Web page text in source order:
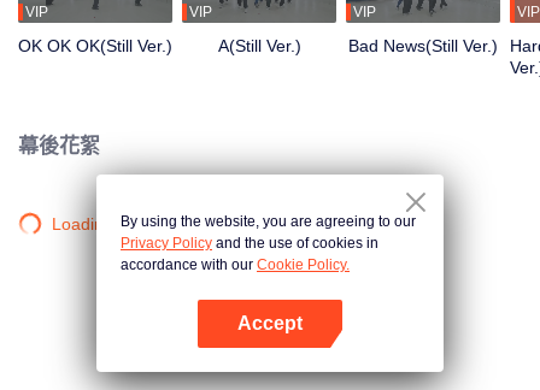
VIP
OK OK OK(Still Ver.)
VIP
A(Still Ver.)
VIP
Bad News(Still Ver.)
VIP
幕後花絮
Loading…By using the website, you are agreeing to our
Privacy Policy and the use of cookies in
accordance with our Cookie Policy.
Accept